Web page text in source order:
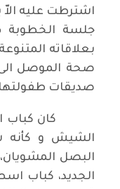
اشترطت عليه الاّ
جلسة الخطوبة
بعلاقاته
صحة الموصل
صديقات
كان كباب
الشيش و كأنه
البصل
الجديد، كباب